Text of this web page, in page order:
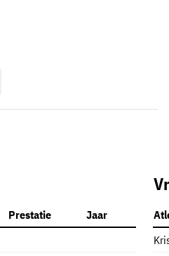
Prestatie Jaar